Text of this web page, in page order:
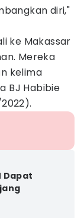
diri,"
ke Makassar
Mereka
kelima
BJ Habibie
Dapat